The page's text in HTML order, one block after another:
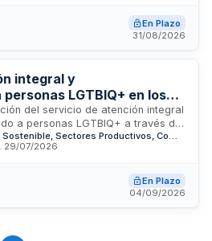
atendiendo la demanda de
a través de consultas
clínicas para la población
indicadas.
En Plazo
31/08/2026
integral y
LGTBIQ+ en los
Valencia y Alicante
del servicio de atención integral
a personas LGTBIQ+ a través de
Castellón, Valencia y Alicante. El
la Vicepresidencia Primera y
contratación busca garantizar una
y de calidad que aborde las
Consellería de Economía Sostenible, Sectores Productivos, Comercio y Trabajo
29/07/2026
En Plazo
04/09/2026